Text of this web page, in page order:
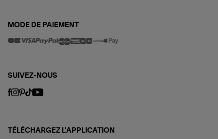
MODE DE PAIEMENT
SUIVEZ-NOUS
TÉLÉCHARGEZ L'APPLICATION